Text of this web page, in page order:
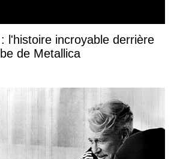
l'histoire incroyable derrière
de Metallica